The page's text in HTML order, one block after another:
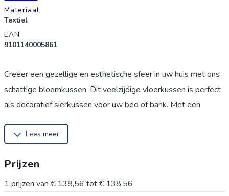
Materiaal
Textiel
EAN
9101140005861
Creëer een gezellige en esthetische sfeer in uw huis met ons
schattige bloemkussen. Dit veelzijdige vloerkussen is perfect
als decoratief sierkussen voor uw bed of bank. Met een
kussen is niet alleen een mooie aanvulling op uw interieur,
kleur voegt een frisse touch toe aan uw inrichting. Ideaal voor
woonkamers, slaapkamers of als een uniek cadeau.
Lees meer
Prijzen
1 prijzen van € 138,56 tot€ 138,56